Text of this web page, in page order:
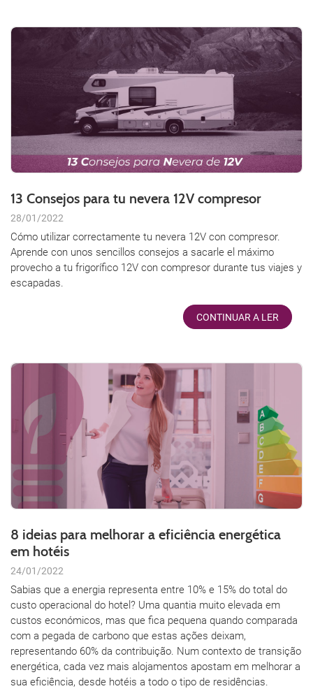
13 Consejos para tu nevera 12V compresor
28/01/2022
Cómo utilizar correctamente tu nevera 12V con compresor.
Aprende con unos sencillos consejos a sacarle el máximo
provecho a tu frigorífico 12V con compresor durante tus viajes y
escapadas.
CONTINUAR A LER
8 ideias para melhorar a eficiência energética
em hotéis
24/01/2022
Sabias que a energia representa entre 10% e 15% do total do
custo operacional do hotel? Uma quantia muito elevada em
custos económicos, mas que fica pequena quando comparada
com a pegada de carbono que estas ações deixam,
representando 60% da contribuição. Num contexto de transição
energética, cada vez mais alojamentos apostam em melhorar a
sua eficiência, desde hotéis a todo o tipo de residências.